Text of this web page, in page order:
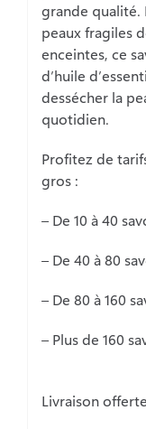
grande qualité.
peaux fragiles
enceintes, ce
d’huile
dessécher la
quotidien.
Profitez de
gros :
– De 10 à 40
– De 40 à 80
– De 80 à 160
– Plus de 160
Livraison